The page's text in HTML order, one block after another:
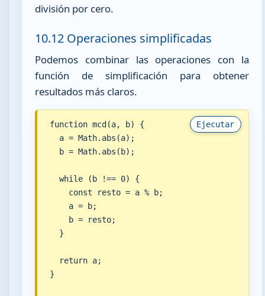
división por cero.
10.12 Operaciones simplificadas
Podemos combinar las operaciones con la
función de simplificación para obtener
resultados más claros.
Ejecutar
function mcd(a, b) {
  a = Math.abs(a);
  b = Math.abs(b);
  while (b !== 0) {
    const resto = a % b;
    a = b;
    b = resto;
  }
  return a;
}